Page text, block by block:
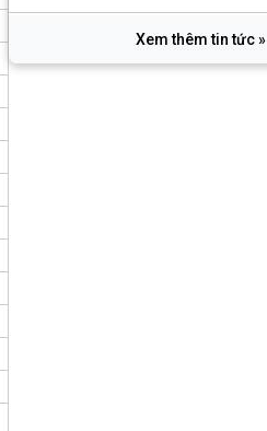
Xem thêm tin tức »